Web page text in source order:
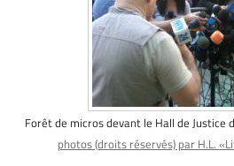
Forêt de micros devant le Hall de Justice
photos (droits réservés) par H.L.